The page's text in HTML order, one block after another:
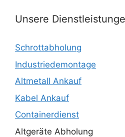
Unsere
Schrottabholung
Industriedemontage
Altmetall Ankauf
Kabel Ankauf
Containerdienst
Altgeräte Abholung